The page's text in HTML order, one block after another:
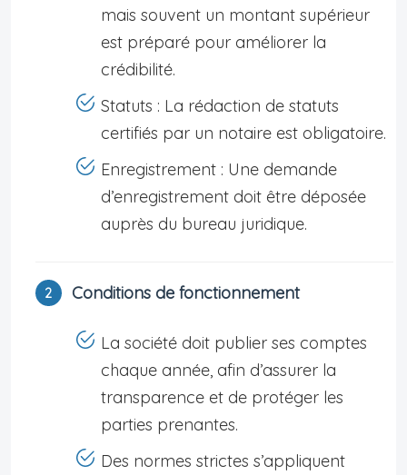
mais souvent un montant supérieur
est préparé pour améliorer la
crédibilité.
Statuts : La rédaction de statuts
certifiés par un notaire est obligatoire.
Enregistrement : Une demande
d’enregistrement doit être déposée
auprès du bureau juridique.
Conditions de fonctionnement
La société doit publier ses comptes
chaque année, afin d’assurer la
transparence et de protéger les
parties prenantes.
Des normes strictes s’appliquent